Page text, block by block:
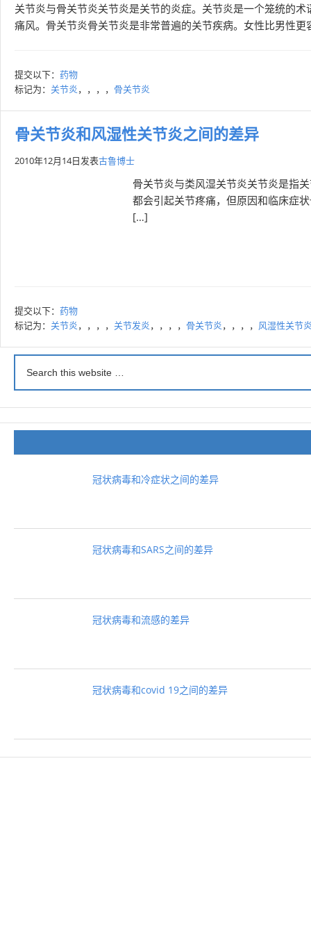
关节炎与骨关节炎关节炎是关节的炎症。关节炎是一个笼统的
痛风。骨关节炎骨关节炎是非常普遍的关节疾病。女性比男性
提交以下： 药物
标记为： 关节炎，，，， 骨关节炎
骨关节炎和风湿性关节炎之间的差异
2010年12月14日发表古鲁博士
骨关节炎与类风湿关节炎关节炎是指
都会引起关节疼痛，但原因和临床症
[…]
提交以下： 药物
标记为： 关节炎，，，， 关节发炎，，，， 骨关节炎，，，， 风湿性关节
冠状病毒和冷症状之间的差异
冠状病毒和SARS之间的差异
冠状病毒和流感的差异
冠状病毒和covid 19之间的差异